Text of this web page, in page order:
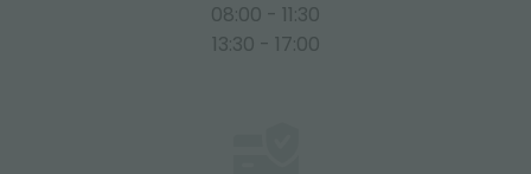
08:00 - 11:30
13:30 - 17:00